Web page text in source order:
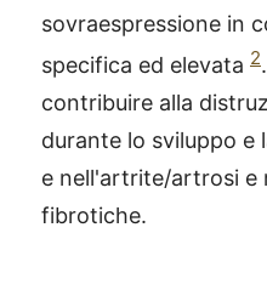
sovraespressione in
specifica ed elevata 2
contribuire alla
durante lo sviluppo e
e nell'artrite/artrosi e
fibrotiche.